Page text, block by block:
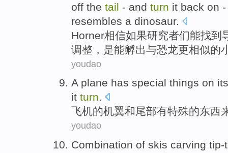
off the tail - and turn it back on
resembles a dinosaur.
Horner相信如果研究者们能找到
调整， 是能孵出与恐龙更相似的
youdao
A plane has special things on its
it turn.
飞机的机翼和尾部有特殊的东西
youdao
Combination of skis carving tip-